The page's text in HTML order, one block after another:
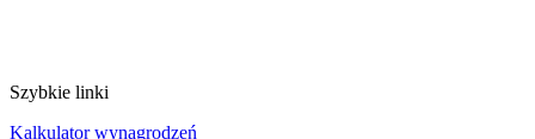
Szybkie linki
Kalkulator wynagrodzeń